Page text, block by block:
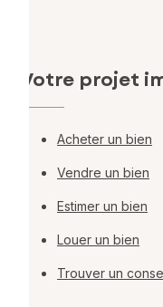
Votre projet
Acheter un bien
Vendre un bien
Estimer un bien
Louer un bien
Trouver un